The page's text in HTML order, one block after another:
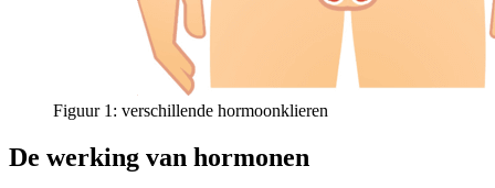
Figuur 1: verschillende hormoonklieren
De werking van hormonen